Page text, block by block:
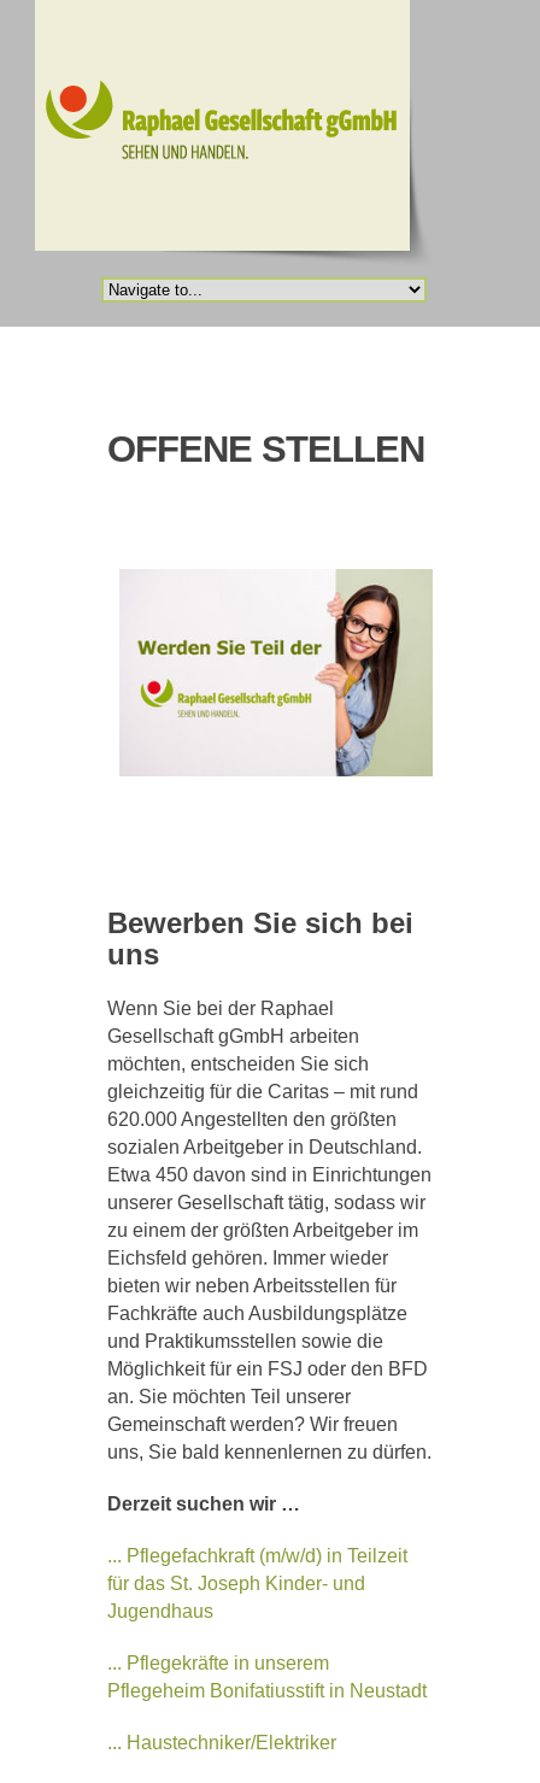
OFFENE STELLEN
Bewerben Sie sich bei
uns
Wenn Sie bei der Raphael
Gesellschaft gGmbH arbeiten
möchten, entscheiden Sie sich
gleichzeitig für die Caritas – mit rund
620.000 Angestellten den größten
sozialen Arbeitgeber in Deutschland.
Etwa 450 davon sind in Einrichtungen
unserer Gesellschaft tätig, sodass wir
zu einem der größten Arbeitgeber im
Eichsfeld gehören. Immer wieder
bieten wir neben Arbeitsstellen für
Fachkräfte auch Ausbildungsplätze
und Praktikumsstellen sowie die
Möglichkeit für ein FSJ oder den BFD
an. Sie möchten Teil unserer
Gemeinschaft werden? Wir freuen
uns, Sie bald kennenlernen zu dürfen.
Derzeit suchen wir …
... Pflegefachkraft (m/w/d) in Teilzeit
für das St. Joseph Kinder- und
Jugendhaus
... Pflegekräfte in unserem
Pflegeheim Bonifatiusstift in Neustadt
... Haustechniker/Elektriker